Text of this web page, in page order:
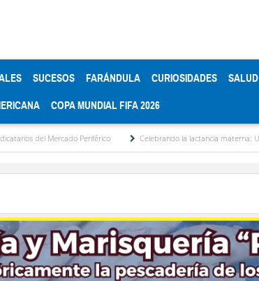
SUCESOS FARÁNDULA CURIOSIDADES SALUD
COPA MUNDIAL FIFA 2026
Celebrando la lactancia materna: Un acto de amor y vida